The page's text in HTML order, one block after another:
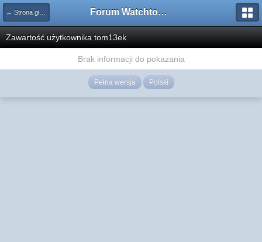
← Strona główna Forum Watchtower
Zawartość użytkownika tom13ek
Brak informacji do pokazania
Pełna wersja Polski